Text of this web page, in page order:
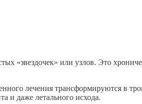
«звездочек» или узлов. Это
лечения трансформируются в
и даже летального исхода.